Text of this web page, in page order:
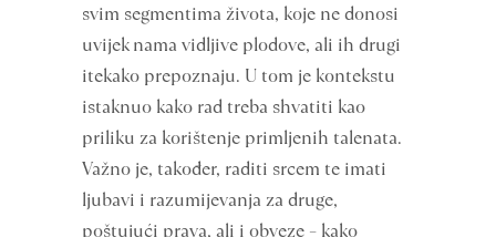
svim segmentima života, koje ne donosi
uvijek nama vidljive plodove, ali ih drugi
itekako prepoznaju. U tom je kontekstu
istaknuo kako rad treba shvatiti kao
priliku za korištenje primljenih talenata.
Važno je, također, raditi srcem te imati
ljubavi i razumijevanja za druge,
poštujući prava, ali i obveze – kako